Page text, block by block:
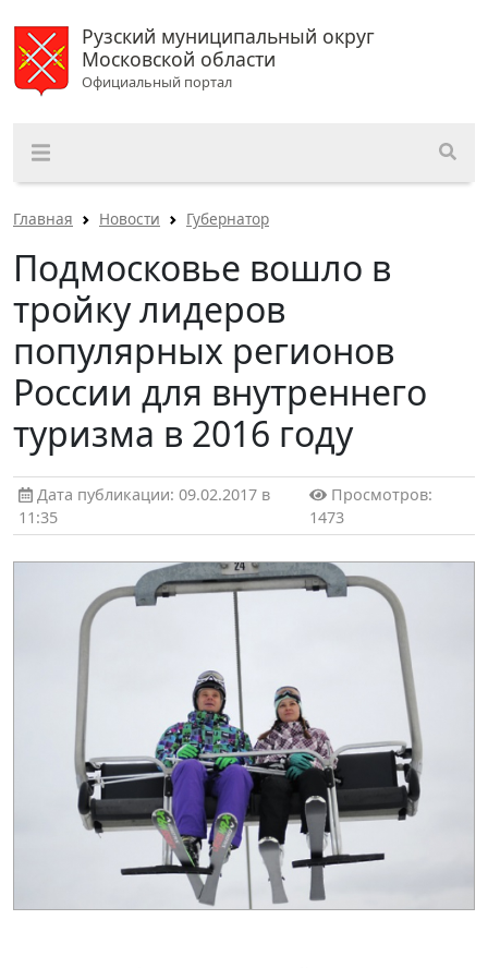
Рузский муниципальный округ
Московской области
Официальный портал
Главная Новости Губернатор
Подмосковье вошло в
тройку лидеров
популярных регионов
России для внутреннего
туризма в 2016 году
Дата публикации: 09.02.2017 в
11:35
Просмотров:
1473